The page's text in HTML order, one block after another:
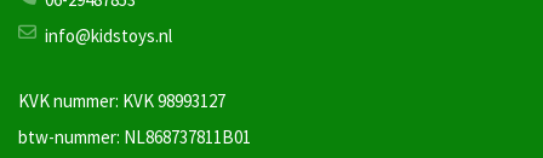
info@kidstoys.nl
KVK nummer: KVK 98993127
btw-nummer: NL868737811B01